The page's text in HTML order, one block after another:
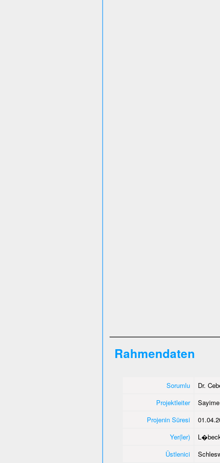
Rahmendaten
Sorumlu
Dr.
Projektleiter
Projenin Süresi
Yer(ler)
Üstlenici